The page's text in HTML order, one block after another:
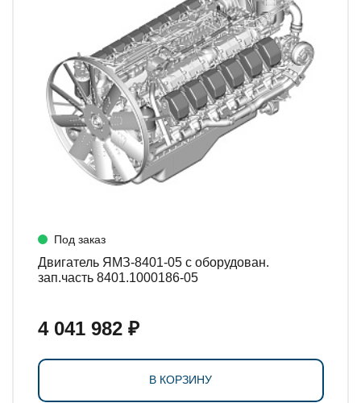
Под заказ
Двигатель ЯМЗ-8401-05 с оборудован.
зап.часть 8401.1000186-05
4 041 982 ₽
В КОРЗИНУ